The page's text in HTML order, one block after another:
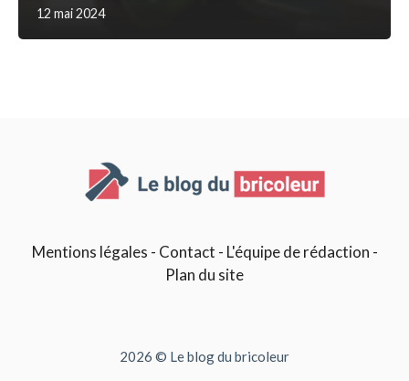
12 mai 2024
Mentions légales - Contact - L'équipe de rédaction -
Plan du site
2026 © Le blog du bricoleur